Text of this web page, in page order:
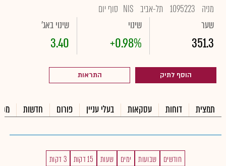
מניה 1095223 תל-אביב NIS סוף יום
שער
351.3
שינוי
+0.98%
שינוי באג'
3.40
הוסף לתיק התראות
תמצית דוחות עסקאות בעלי עניין פורום חדשות
חודשים שבועות ימים שעות 15 דקות 3 דקות